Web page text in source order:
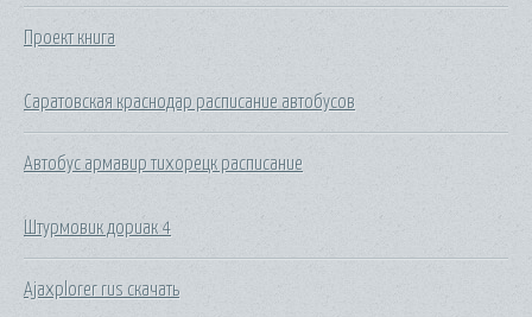
Проект книга
Саратовская краснодар расписание автобусов
Автобус армавир тихорецк расписание
Штурмовик дориак 4
Ajaxplorer rus скачать